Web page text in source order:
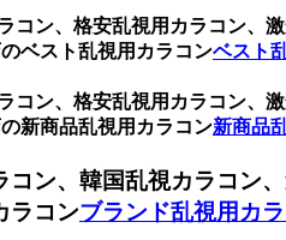
コン、格安乱視用カラコン、
ベスト乱視用カラコンベスト
コン、格安乱視用カラコン、
新商品乱視用カラコン新商品
ン、韓国乱視カラコン
ラコンブランド乱視用カ